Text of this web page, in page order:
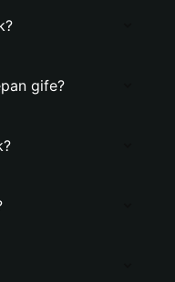
gife?